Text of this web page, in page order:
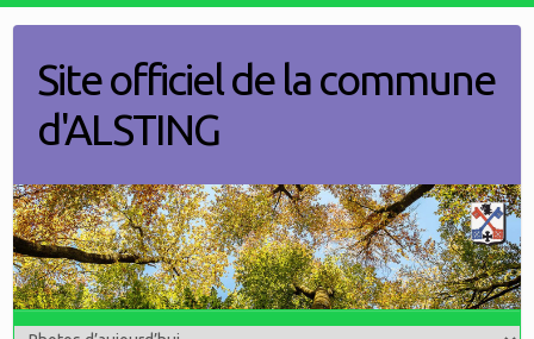
contentSite officiel de la commune
d'ALSTING